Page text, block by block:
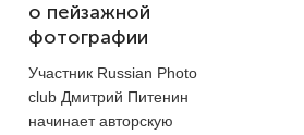
о пейзажной
фотографии
Участник Russian Photo
club Дмитрий Питенин
начинает авторскую